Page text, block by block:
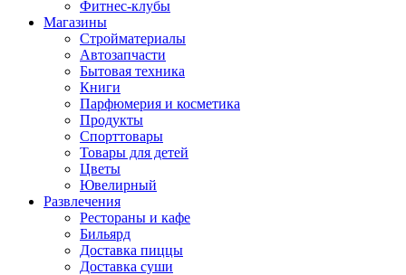
Фитнес-клубы
Магазины
Стройматериалы
Автозапчасти
Бытовая техника
Книги
Парфюмерия и косметика
Продукты
Спорттовары
Товары для детей
Цветы
Ювелирный
Развлечения
Рестораны и кафе
Бильярд
Доставка пиццы
Доставка суши